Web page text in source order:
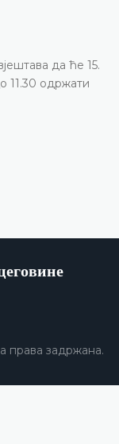
да ће 15.
11.30 одржати
права задржана.